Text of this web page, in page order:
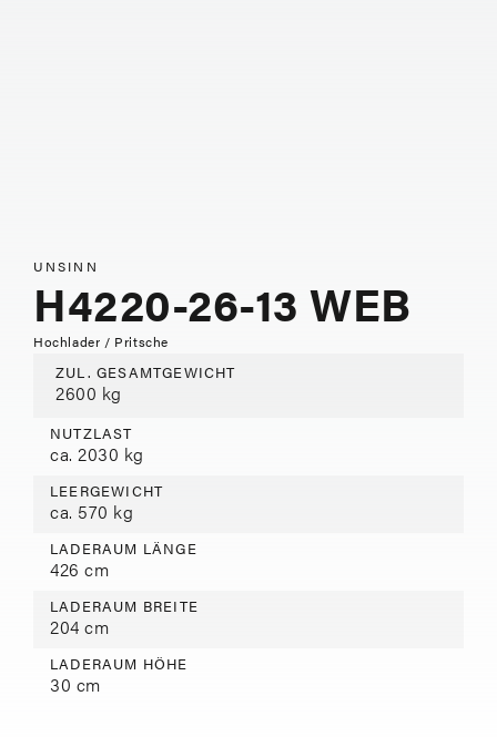
UNSINN
H4220-26-13 WEB
Hochlader / Pritsche
ZUL. GESAMTGEWICHT
2600 kg
NUTZLAST
ca. 2030 kg
LEERGEWICHT
ca. 570 kg
LADERAUM LÄNGE
426 cm
LADERAUM BREITE
204 cm
LADERAUM HÖHE
30 cm